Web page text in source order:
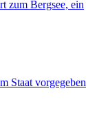
zum Bergsee, ein
Staat vorgegeben